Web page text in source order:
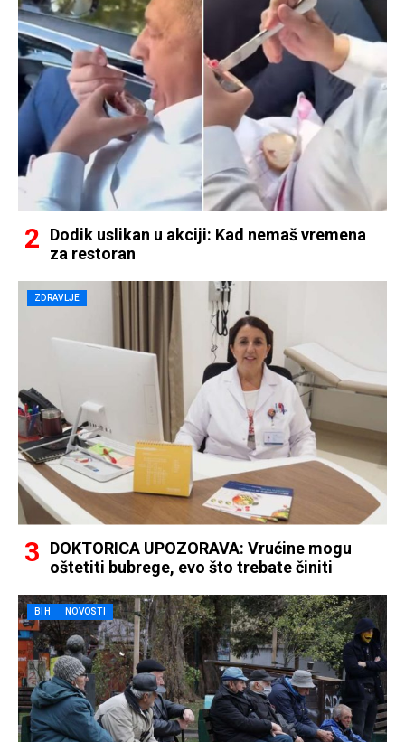
Dodik uslikan u akciji: Kad nemaš vremena
za restoran
ZDRAVLJE
DOKTORICA UPOZORAVA: Vrućine mogu
oštetiti bubrege, evo što trebate činiti
BIH NOVOSTI